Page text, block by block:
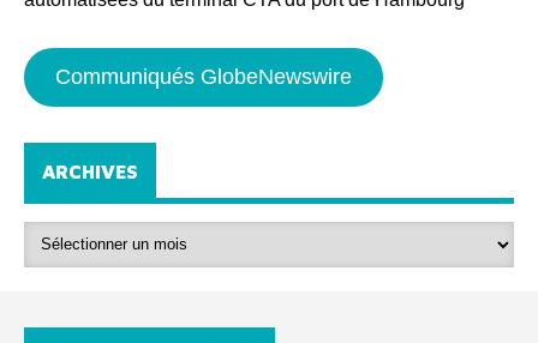
Communiqués GlobeNewswire
ARCHIVES